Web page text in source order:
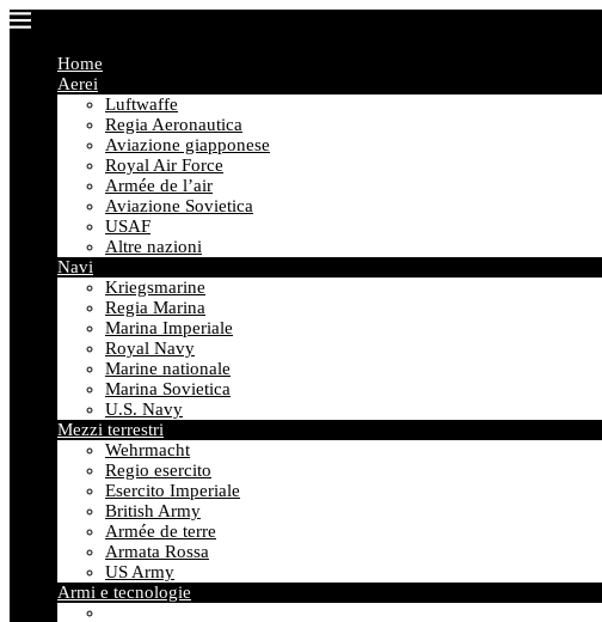
Home
Aerei
Luftwaffe
Regia Aeronautica
Aviazione giapponese
Royal Air Force
Armée de l’air
Aviazione Sovietica
USAF
Altre nazioni
Navi
Kriegsmarine
Regia Marina
Marina Imperiale
Royal Navy
Marine nationale
Marina Sovietica
U.S. Navy
Mezzi terrestri
Wehrmacht
Regio esercito
Esercito Imperiale
British Army
Armée de terre
Armata Rossa
US Army
Armi e tecnologie